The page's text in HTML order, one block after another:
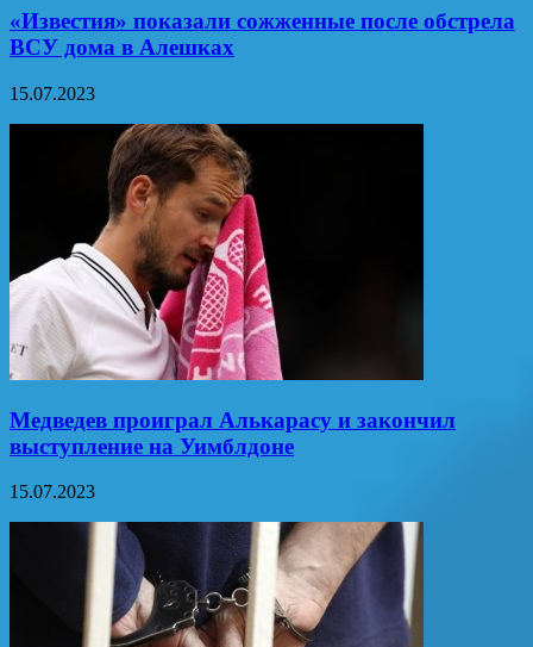
«Известия» показали сожженные после обстрела
ВСУ дома в Алешках
15.07.2023
Медведев проиграл Алькарасу и закончил
выступление на Уимблдоне
15.07.2023